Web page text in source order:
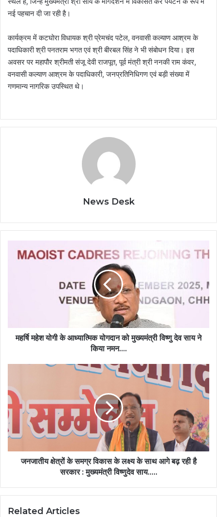
नई पहचान दी जा रही है।
कार्यक्रम में कटघोरा विधायक श्री प्रेमचंद पटेल, वनवासी कल्याण आश्रम के
पदाधिकारी श्री पनतराम भगत एवं श्री बीरबल सिंह ने भी संबोधन दिया। इस
अवसर पर महापौर श्रीमती संजू देवी राजपूत, पूर्व मंत्री श्री ननकी राम कंवर,
वनवासी कल्याण आश्रम के पदाधिकारी, जनप्रतिनिधिगण एवं बड़ी संख्या में
गणमान्य नागरिक उपस्थित थे।
News Desk
विष्णु
महर्षि महेश योगी के आध्यात्मिक योगदान को मुख्यमंत्री विष्णु देव साय ने
किया नमन….
के
समग्र
विकास
के
लक्ष्य
के
साथ
है
जनजातीय क्षेत्रों के समग्र विकास के लक्ष्य के साथ आगे बढ़ रही है
सरकार : मुख्यमंत्री विष्णुदेव साय…..
Related Articles